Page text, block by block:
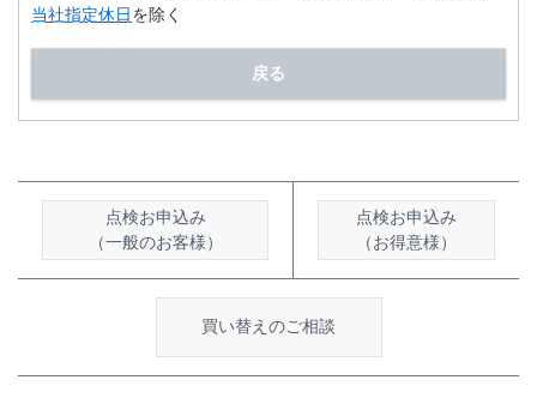
当社指定休日を除く
戻る
点検お申込み
（一般のお客様）
点検お申込み
（お得意様）
買い替えのご相談